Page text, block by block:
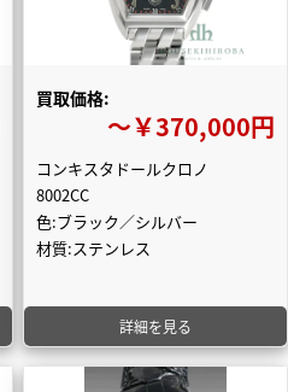
買取価格:
〜￥370,000円
コンキスタドールクロノ
8002CC
色:ブラック／シルバー
材質:ステンレス
詳細を見る